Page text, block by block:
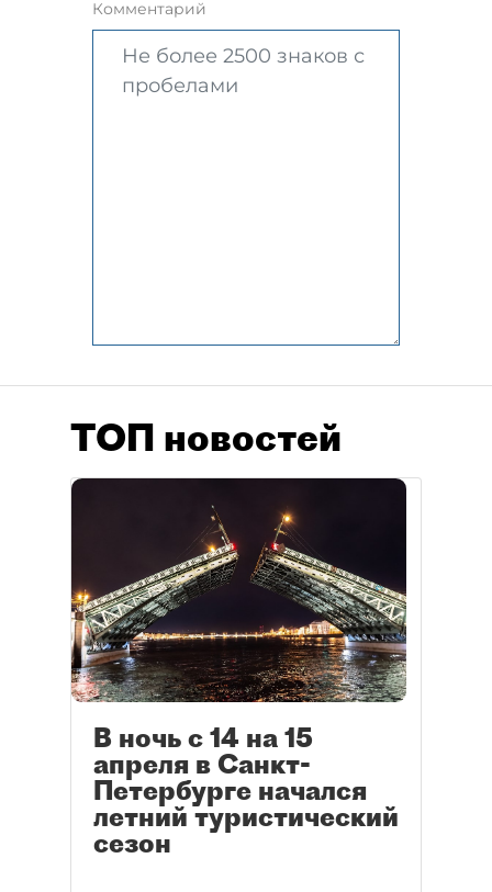
Комментарий
ТОП новостей
В ночь с 14 на 15
апреля в Санкт-
Петербурге начался
летний туристический
сезон